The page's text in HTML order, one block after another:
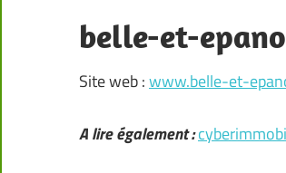
belle-et-
Site web :www.belle-et-
A lire également :